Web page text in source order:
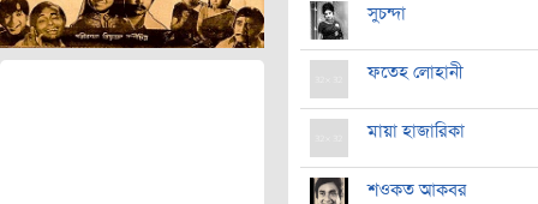
সুচন্দা
ফতেহ লোহানী
মায়া হাজারিকা
শওকত আকবর